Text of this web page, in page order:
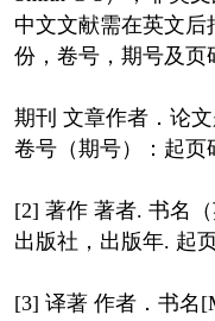
中文文献需在英文
份，卷号，期号及页
期刊 文章作者．论
卷号（期号）：起页
[2] 著作 著者. 书名
出版社，出版年. 起
[3] 译著 作者．书名